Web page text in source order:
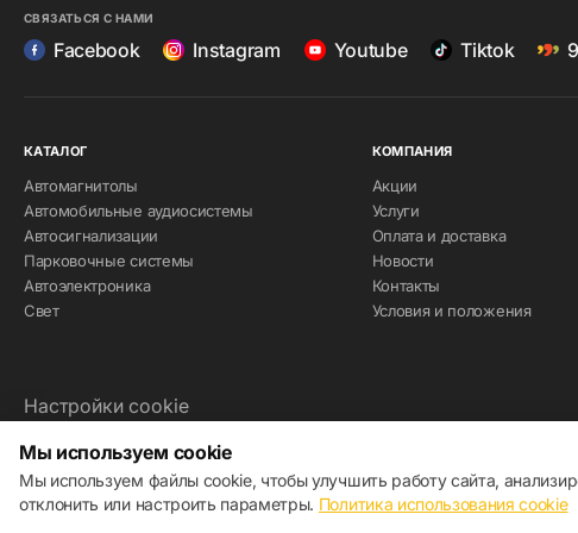
СВЯЗАТЬСЯ С НАМИ
Facebook Instagram Youtube Tiktok
КАТАЛОГ
Автомагнитолы
Автомобильные аудиосистемы
Автосигнализации
Парковочные системы
Автоэлектроника
Свет
КОМПАНИЯ
Акции
Услуги
Оплата и доставка
Новости
Контакты
Условия и положения
Настройки cookie
© 2013 – 2026 ECOM
Мы используем cookie
Мы используем файлы cookie, чтобы улучшить работу сайта,
отклонить или настроить параметры. Политика использования cookie